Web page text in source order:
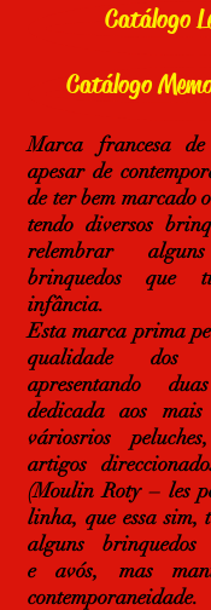
Catálogo
Catálogo
Marca francesa
apesar de
de ter bem marcado
tendo diversos
relembrar
brinquedos que
infância.
Esta marca prima
qualidade dos
apresentando
dedicada aos mais
váriosrios
artigos
(Moulin Roty – les
linha, que essa sim,
alguns
e avós, mas
contemporaneidade.